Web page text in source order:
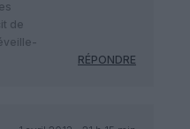
de
RÉPONDRE